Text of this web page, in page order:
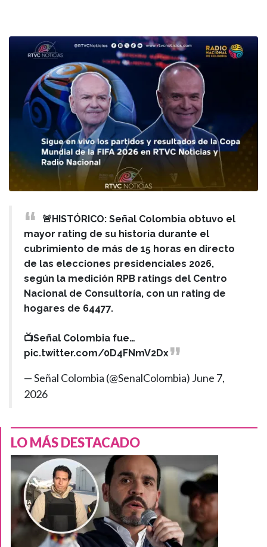
🚨HISTÓRICO: Señal Colombia obtuvo el
mayor rating de su historia durante el
cubrimiento de más de 15 horas en directo
de las elecciones presidenciales 2026,
según la medición RPB ratings del Centro
Nacional de Consultoría, con un rating de
hogares de 64477.
📺Señal Colombia fue…
pic.twitter.com/0D4FNmV2Dx
— Señal Colombia (@SenalColombia) June 7,
2026
LO MÁS DESTACADO